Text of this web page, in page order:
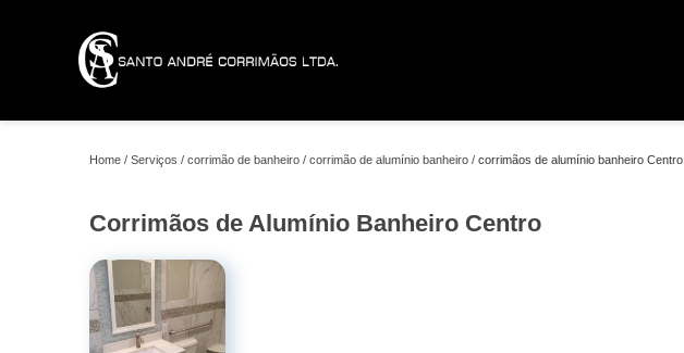
Home Serviços corrimão de banheiro corrimão de alumínio banheiro corrimãos de alumínio banheiro Centro
Corrimãos de Alumínio Banheiro Centro